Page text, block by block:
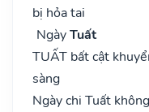
bị hỏa tai
NgàyTuất
TUẤT bất cật
sàng
Ngày chi Tuất